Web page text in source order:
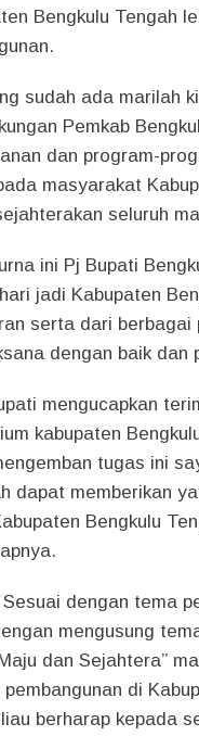
Bengkulu Tengah
sudah ada marilah
Pemkab
dan program-
masyarakat
seluruh
ini Pj Bupati
jadi Kabupaten
serta dari berbagai
dengan baik dan
mengucapkan
kabupaten
tugas ini
dapat memberikan
Bengkulu
dengan tema
mengusung
dan Sejahtera”
di
berharap kepada